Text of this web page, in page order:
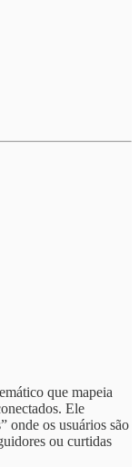
que mapeia
Ele
onde os usuários são
ou curtidas